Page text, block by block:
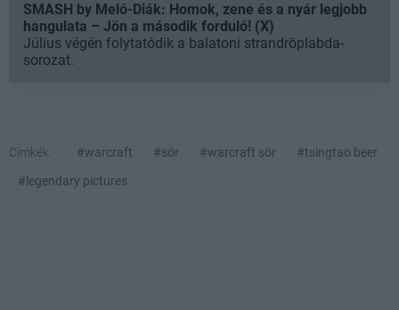
SMASH by Meló-Diák: Homok, zene és a nyár legjobb
hangulata – Jön a második forduló! (X)
Július végén folytatódik a balatoni strandröplabda-
sorozat.
Címkék: #warcraft #sör #warcraft sör
#tsingtao beer
#legendary pictures